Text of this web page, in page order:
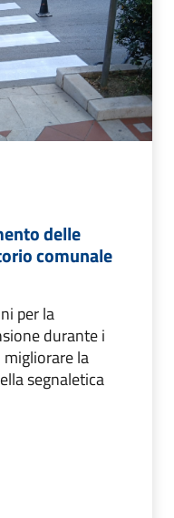
delle
comunale
per la
durante i
la
segnaletica